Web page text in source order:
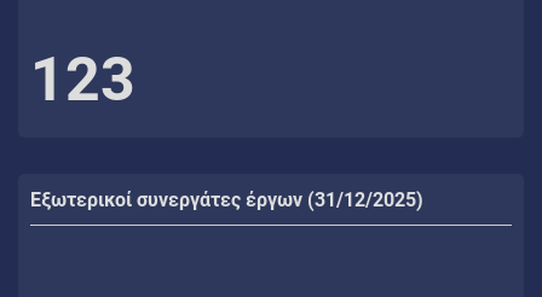
123
Εξωτερικοί συνεργάτες έργων (31/12/2025)